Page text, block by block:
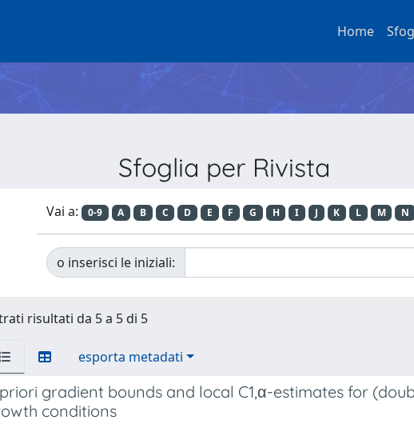
Home
Sfoglia per Rivista
Vai a: 0-9 A B C D E F G H I J K L M N
o inserisci le iniziali:
risultati da 5 a 5 di 5
esporta metadati
gradient bounds and local C1,α-estimates for
conditions